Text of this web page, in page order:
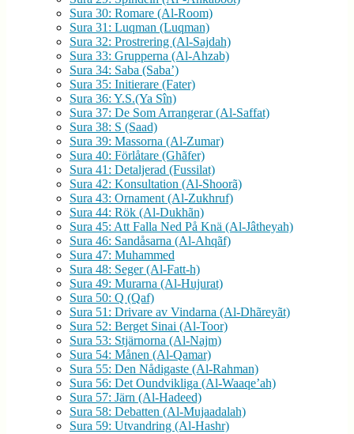
Sura 30: Romare (Al-Room)
Sura 31: Luqman (Luqman)
Sura 32: Prostrering (Al-Sajdah)
Sura 33: Grupperna (Al-Ahzab)
Sura 34: Saba (Saba’)
Sura 35: Initierare (Fater)
Sura 36: Y.S.(Ya Sîn)
Sura 37: De Som Arrangerar (Al-Saffat)
Sura 38: S (Saad)
Sura 39: Massorna (Al-Zumar)
Sura 40: Förlåtare (Ghãfer)
Sura 41: Detaljerad (Fussilat)
Sura 42: Konsultation (Al-Shoorã)
Sura 43: Ornament (Al-Zukhruf)
Sura 44: Rök (Al-Dukhãn)
Sura 45: Att Falla Ned På Knä (Al-Jâtheyah)
Sura 46: Sandåsarna (Al-Ahqãf)
Sura 47: Muhammed
Sura 48: Seger (Al-Fatt-h)
Sura 49: Murarna (Al-Hujurat)
Sura 50: Q (Qaf)
Sura 51: Drivare av Vindarna (Al-Dhãreyãt)
Sura 52: Berget Sinai (Al-Toor)
Sura 53: Stjärnorna (Al-Najm)
Sura 54: Månen (Al-Qamar)
Sura 55: Den Nådigaste (Al-Rahman)
Sura 56: Det Oundvikliga (Al-Waaqe’ah)
Sura 57: Järn (Al-Hadeed)
Sura 58: Debatten (Al-Mujaadalah)
Sura 59: Utvandring (Al-Hashr)